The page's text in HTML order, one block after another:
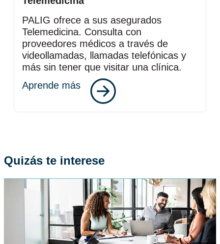
PALIG ofrece a sus asegurados
Telemedicina. Consulta con
proveedores médicos a través de
videollamadas, llamadas telefónicas y
más sin tener que visitar una clínica.
Aprende más
Quizás te interese